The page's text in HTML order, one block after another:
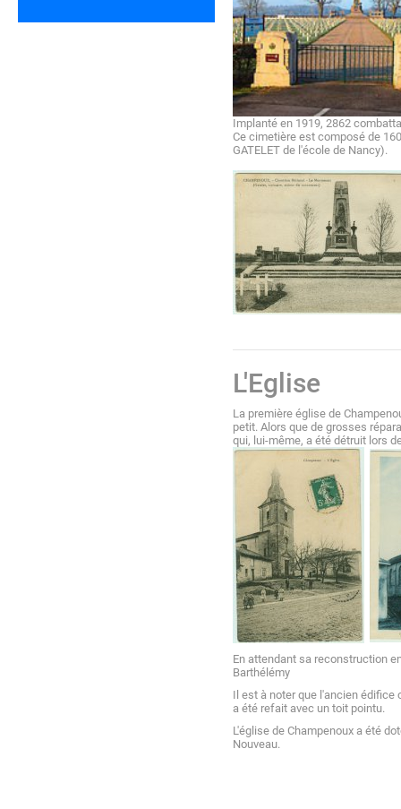
Implanté en 1919, 2862
Ce cimetière est composé de
GATELET de l'école de Nancy).
L'Eglise
La première église de
petit. Alors que de grosses
qui, lui-même, a été détruit lors
En attendant sa reconstruction
Barthélémy
Il est à noter que l'ancien édifice
a été refait avec un toit pointu.
L'église de Champenoux a été
Nouveau.